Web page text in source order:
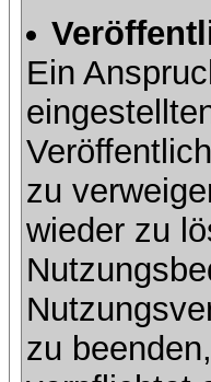
Ein
zu
wieder zu
zu